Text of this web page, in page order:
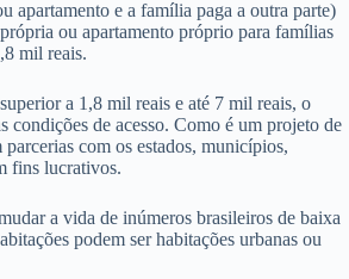
apartamento e a família paga a outra parte)
ou apartamento próprio para famílias
mil reais.
a 1,8 mil reais e até 7 mil reais, o
condições de acesso. Como é um projeto de
com os estados, municípios,
fins lucrativos.
a vida de inúmeros brasileiros de baixa
podem ser habitações urbanas ou